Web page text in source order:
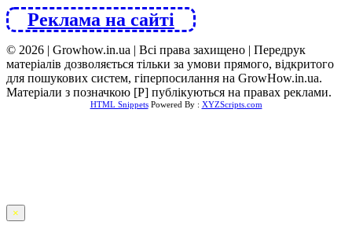
Реклама на сайті
© 2026 | Growhow.in.ua | Всі права захищено | Передрук
матеріалів дозволяється тільки за умови прямого, відкритого
для пошукових систем, гіперпосилання на GrowHow.in.ua.
Матеріали з позначкою [Р] публікуються на правах реклами.
HTML SnippetsPowered By : XYZScripts.com
×